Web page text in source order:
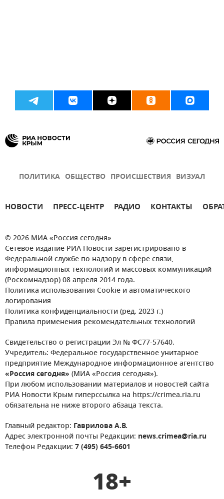
ПОЛИТИКА ОБЩЕСТВО ПРОИСШЕСТВИЯ ВИЗУАЛ
НОВОСТИ ПРЕСС-ЦЕНТР РАДИО КОНТАКТЫ
© 2026 МИА «Россия сегодня»
Сетевое издание РИА Новости зарегистрировано в
Федеральной службе по надзору в сфере связи,
информационных технологий и массовых коммуникаций
(Роскомнадзор) 08 апреля 2014 года.
Политика использования Cookie и автоматического
логирования
Политика конфиденциальности (ред. 2023 г.)
Правила применения рекомендательных технологий
Свидетельство о регистрации Эл № ФС77-57640.
Учредитель: Федеральное государственное унитарное
предприятие Международное информационное агентство
«Россия сегодня» (МИА «Россия сегодня»).
При любом использовании материалов и новостей сайта
РИА Новости Крым гиперссылка на https://crimea.ria.ru
обязательна не ниже второго абзаца текста.
Главный редактор: Гаврилова А.В.
Адрес электронной почты Редакции: news.crimea@ria.ru
Телефон Редакции: 7 (495) 645-6601
18+